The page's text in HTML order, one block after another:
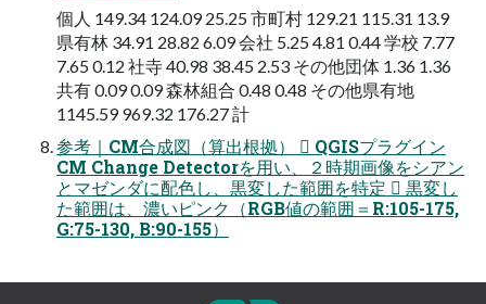
個人 149.34 124.09 25.25 市町村 129.21 115.31 13.9
県有林 34.91 28.82 6.09 会社 5.25 4.81 0.44 学校 7.77
7.65 0.12 社寺 40.98 38.45 2.53 その他団体 1.36 1.36
共有 0.09 0.09 森林組合 0.48 0.48 その他県有地
1145.59 969.32 176.27 計
参考｜CM合成図（算出根拠）  QGISプラグイン
CM Change Detectorを用い、２時期画像をシアン
とマゼンダに配色し、黒変した範囲を特定  黒変し
た範囲は、濃いピンク（RGB値の範囲＝R:105-175,
G:75-130, B:90-155）